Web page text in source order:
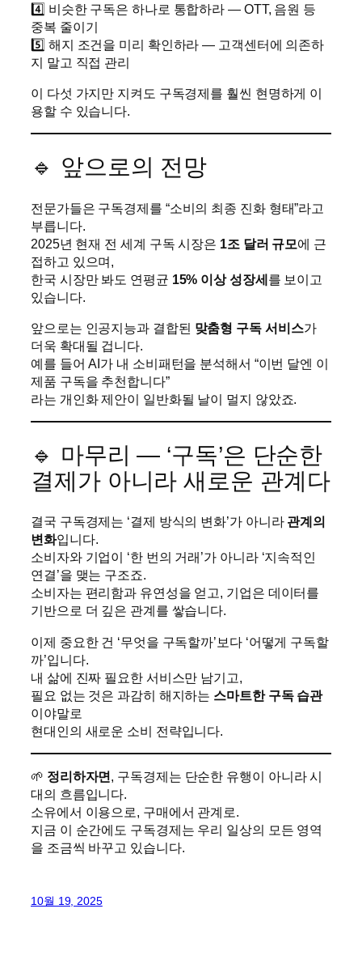
4️⃣ 비슷한 구독은 하나로 통합하라 — OTT, 음원 등
중복 줄이기
5️⃣ 해지 조건을 미리 확인하라 — 고객센터에 의존하
지 말고 직접 관리
이 다섯 가지만 지켜도 구독경제를 훨씬 현명하게 이
용할 수 있습니다.
🔹 앞으로의 전망
전문가들은 구독경제를 “소비의 최종 진화 형태”라고
부릅니다.
2025년 현재 전 세계 구독 시장은 1조 달러 규모에 근
접하고 있으며,
한국 시장만 봐도 연평균 15% 이상 성장세를 보이고
있습니다.
앞으로는 인공지능과 결합된 맞춤형 구독 서비스가
더욱 확대될 겁니다.
예를 들어 AI가 내 소비패턴을 분석해서 “이번 달엔 이
제품 구독을 추천합니다”
라는 개인화 제안이 일반화될 날이 멀지 않았죠.
🔹 마무리 — ‘구독’은 단순한
결제가 아니라 새로운 관계다
결국 구독경제는 ‘결제 방식의 변화’가 아니라 관계의
변화입니다.
소비자와 기업이 ‘한 번의 거래’가 아니라 ‘지속적인
연결’을 맺는 구조죠.
소비자는 편리함과 유연성을 얻고, 기업은 데이터를
기반으로 더 깊은 관계를 쌓습니다.
이제 중요한 건 ‘무엇을 구독할까’보다 ‘어떻게 구독할
까’입니다.
내 삶에 진짜 필요한 서비스만 남기고,
필요 없는 것은 과감히 해지하는 스마트한 구독 습관
이야말로
현대인의 새로운 소비 전략입니다.
🌱 정리하자면, 구독경제는 단순한 유행이 아니라 시
대의 흐름입니다.
소유에서 이용으로, 구매에서 관계로.
지금 이 순간에도 구독경제는 우리 일상의 모든 영역
을 조금씩 바꾸고 있습니다.
10월 19, 2025